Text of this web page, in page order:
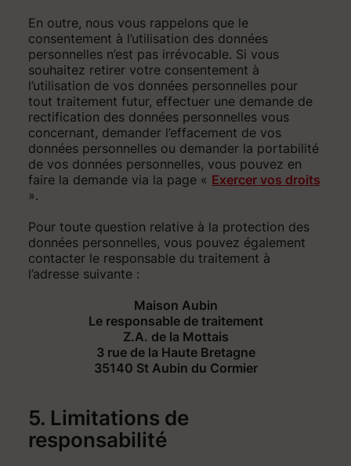
En outre, nous vous rappelons que le
consentement à l’utilisation des données
personnelles n’est pas irrévocable. Si vous
souhaitez retirer votre consentement à
l’utilisation de vos données personnelles pour
tout traitement futur, effectuer une demande de
rectification des données personnelles vous
concernant, demander l’effacement de vos
données personnelles ou demander la portabilité
de vos données personnelles, vous pouvez en
faire la demande via la page « Exercer vos droits
».
Pour toute question relative à la protection des
données personnelles, vous pouvez également
contacter le responsable du traitement à
l’adresse suivante :
Maison Aubin
Le responsable de traitement
Z.A. de la Mottais
3 rue de la Haute Bretagne
35140 St Aubin du Cormier
5. Limitations de
responsabilité